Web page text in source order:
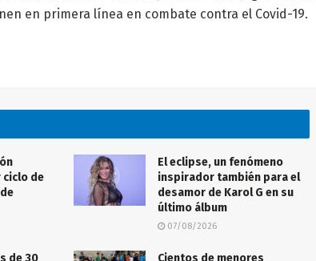
en primera línea en combate contra el Covid-19.
ciclo de
El eclipse, un fenómeno
inspirador también para el
desamor de Karol G en su
último álbum
07/08/2026
de 30
Cientos de menores